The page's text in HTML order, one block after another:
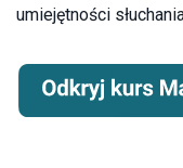
umiejętności